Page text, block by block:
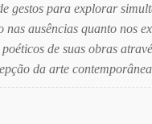
gestos para explorar
ausências quanto nos
de suas obras
da arte